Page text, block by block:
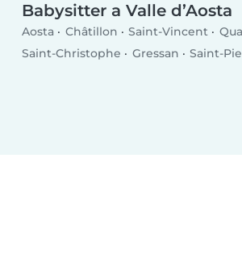
Babysitter a Valle d’Aosta
Aosta Châtillon Saint-Vincent
Saint-Christophe
Gressan Saint-